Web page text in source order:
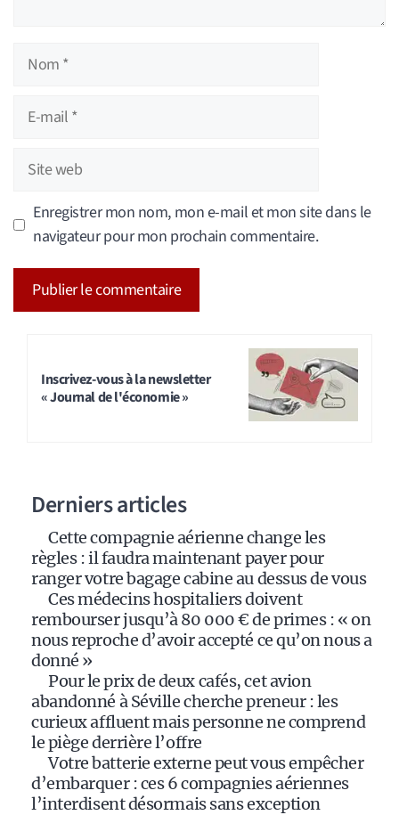
Nom
Site
Enregistrer mon nom, mon e-mail et mon site dans le
navigateur pour mon prochain commentaire.
Inscrivez-vous à la newsletter
« Journal de l'économie »
Derniers articles
Cette compagnie aérienne change les
règles : il faudra maintenant payer pour
ranger votre bagage cabine au dessus de vous
Ces médecins hospitaliers doivent
rembourser jusqu’à 80 000 € de primes : « on
nous reproche d’avoir accepté ce qu’on nous a
donné »
Pour le prix de deux cafés, cet avion
abandonné à Séville cherche preneur : les
curieux affluent mais personne ne comprend
le piège derrière l’offre
Votre batterie externe peut vous empêcher
d’embarquer : ces 6 compagnies aériennes
l’interdisent désormais sans exception